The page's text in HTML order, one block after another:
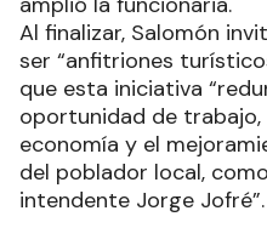
Al finalizar, Salomón
ser “anfitriones
que esta iniciativa
oportunidad de trabajo,
economía y el
del poblador local,
intendente Jorge Jofré”.